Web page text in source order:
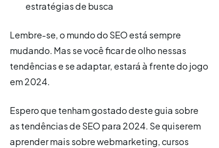
estratégias de busca
Lembre-se, o mundo do SEO está sempre
mudando. Mas se você ficar de olho nessas
tendências e se adaptar, estará à frente do jogo
em 2024.
Espero que tenham gostado deste guia sobre
as tendências de SEO para 2024. Se quiserem
aprender mais sobre webmarketing, cursos